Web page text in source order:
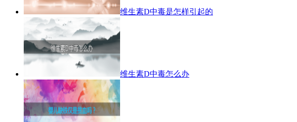
维生素D中毒是怎样引起的
维生素D中毒怎么办